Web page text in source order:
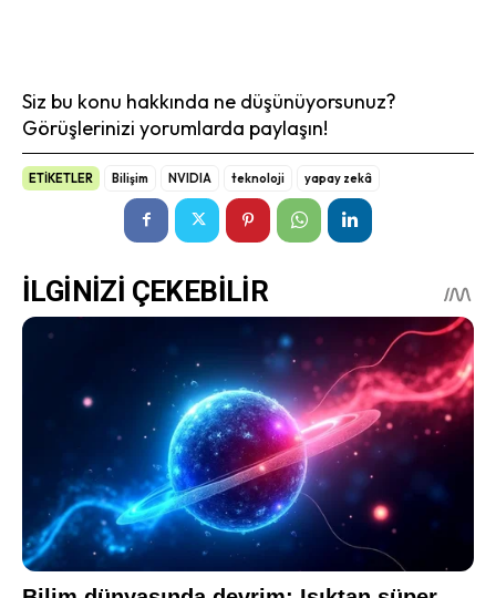
Siz bu konu hakkında ne düşünüyorsunuz?
Görüşlerinizi yorumlarda paylaşın!
ETİKETLER Bilişim NVIDIA teknoloji yapay zekâ